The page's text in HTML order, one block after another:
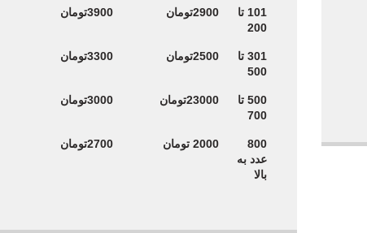
101 تا
200
2900تومان 3900تومان
301 تا
500
2500تومان 3300تومان
500 تا
700
23000تومان 3000تومان
800
عدد به
بالا
2000 تومان 2700تومان